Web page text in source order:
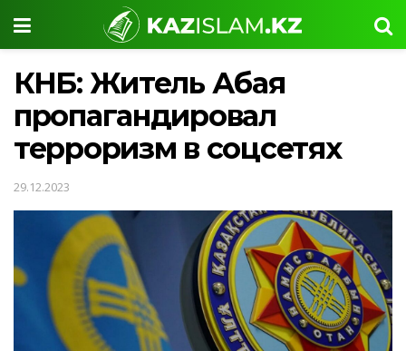
КНБ: Житель Абая
пропагандировал
терроризм в соцсетях
29.12.2023